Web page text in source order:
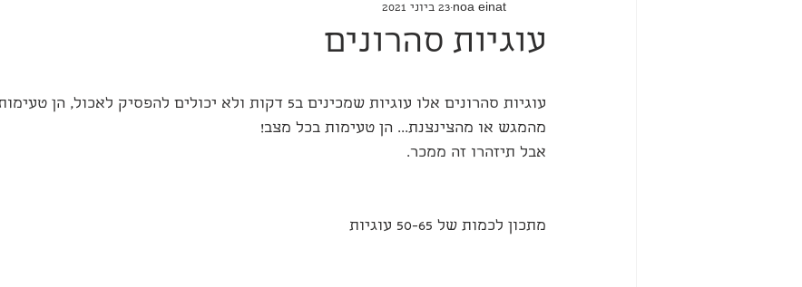
עוגיות סהרונים
noa einat 23 ביוני 2021
עוגיות סהרונים אלו עוגיות שמכינים ב5 דקות ולא יכולים להפסיק
מהמגש או מהצינצנת... הן טעימות בכל מצב!
אבל תיזהרו זה ממכר.
מתכון לכמות של 50-65 עוגיות